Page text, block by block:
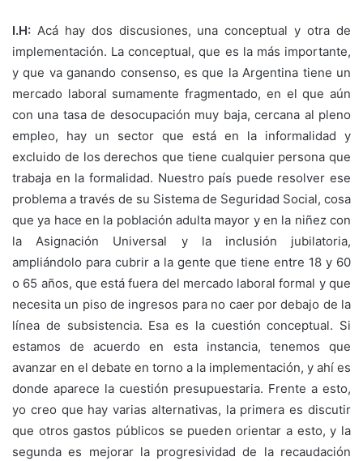
I.H: Acá hay dos discusiones, una conceptual y otra de
implementación. La conceptual, que es la más importante,
y que va ganando consenso, es que la Argentina tiene un
mercado laboral sumamente fragmentado, en el que aún
con una tasa de desocupación muy baja, cercana al pleno
empleo, hay un sector que está en la informalidad y
excluido de los derechos que tiene cualquier persona que
trabaja en la formalidad. Nuestro país puede resolver ese
problema a través de su Sistema de Seguridad Social, cosa
que ya hace en la población adulta mayor y en la niñez con
la Asignación Universal y la inclusión jubilatoria,
ampliándolo para cubrir a la gente que tiene entre 18 y 60
o 65 años, que está fuera del mercado laboral formal y que
necesita un piso de ingresos para no caer por debajo de la
línea de subsistencia. Esa es la cuestión conceptual. Si
estamos de acuerdo en esta instancia, tenemos que
avanzar en el debate en torno a la implementación, y ahí es
donde aparece la cuestión presupuestaria. Frente a esto,
yo creo que hay varias alternativas, la primera es discutir
que otros gastos públicos se pueden orientar a esto, y la
segunda es mejorar la progresividad de la recaudación